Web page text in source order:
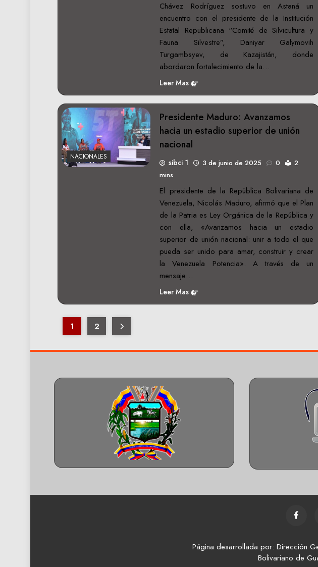
Chávez Rodríguez sostuvo en Astaná un
encuentro con el presidente de la Institución
Estatal Republicana “Comité de Silvicultura y
Fauna Silvestre”, Daniyar Galymovih
Turgambsyev, de Kazajistán, donde
abordaron fortalecimiento de la…
Leer Mas
NACIONALES
Presidente Maduro: Avanzamos
hacia un estadio superior de unión
nacional
sibci 1 3 de junio de 2025 0
2
mins
El presidente de la República Bolivariana de
Venezuela, Nicolás Maduro, afirmó que el Plan
de la Patria es Ley Orgánica de la República y
con ella, «Avanzamos hacia un estadio
superior de unión nacional: unir a todo el que
pueda ser unido para amar, construir y crear
la Venezuela Potencia». A través de un
mensaje…
Leer Mas
1 2
Página desarrollada por: Dirección
Bolivariano de